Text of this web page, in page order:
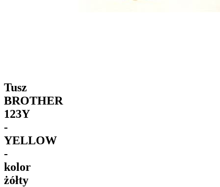
Tusz
BROTHER
123Y
-
YELLOW
-
kolor
żółty